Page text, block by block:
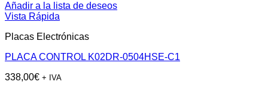
Añadir a la lista de deseos
Vista Rápida
Placas Electrónicas
PLACA CONTROL K02DR-0504HSE-C1
338,00€ + IVA